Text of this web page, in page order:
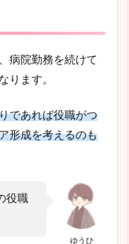
病院勤務を続けて
ります。
であれば役職がつ
形成を考えるのも
ゆうひ
役職